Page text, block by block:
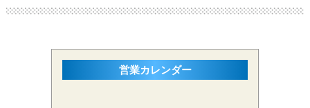
営業カレンダー